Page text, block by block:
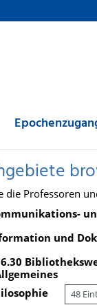
die Professoren
und
48